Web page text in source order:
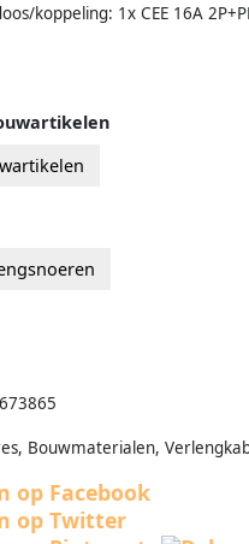
koppeling: 1x CEE 16A
Bouwmaterialen,